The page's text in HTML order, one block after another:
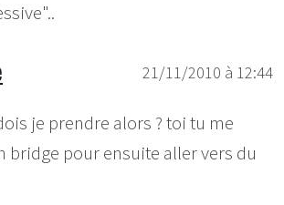
21/11/2010 à 12:44
je prendre alors ? toi tu me
bridge pour ensuite aller vers du